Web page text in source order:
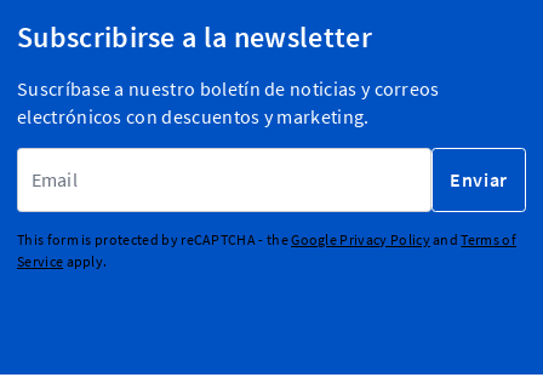
Subscribirse a la newsletter
Suscríbase a nuestro boletín de noticias y correos
electrónicos con descuentos y marketing.
Enviar
This form is protected by reCAPTCHA - theGoogle Privacy PolicyandTerms of
Service apply.